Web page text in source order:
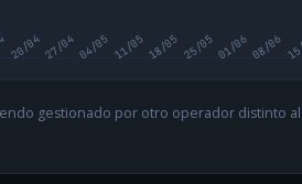
20/0427/0404/05 11/0518/05 25/0501/0608/06
gestionado por otro operador distinto al